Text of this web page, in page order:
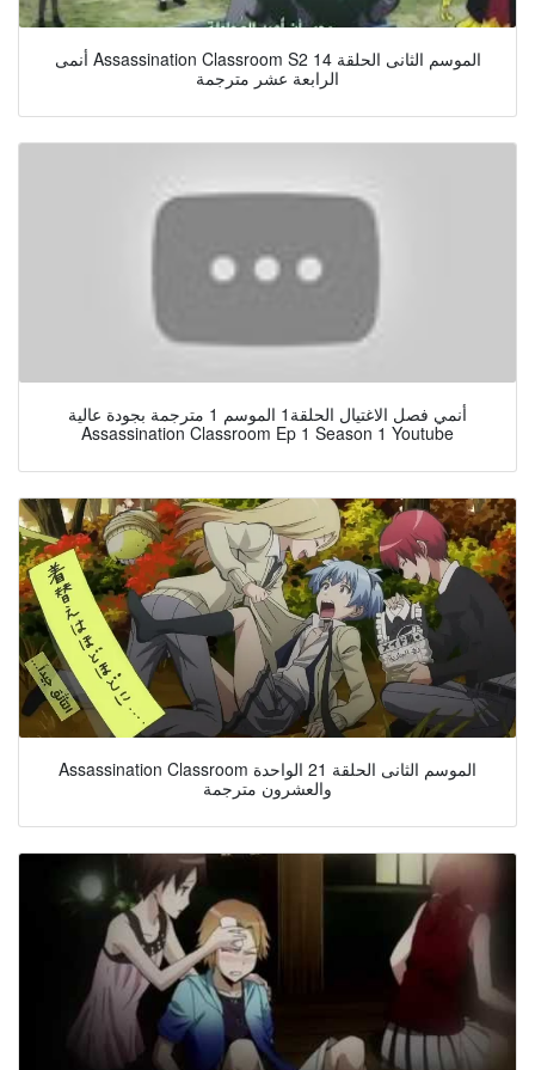
أنمى Assassination Classroom S2 الموسم الثانى الحلقة 14
الرابعة عشر مترجمة
أنمي فصل الاغتيال الحلقة1 الموسم 1 مترجمة بجودة عالية
Assassination Classroom Ep 1 Season 1 Youtube
Assassination Classroom الموسم الثانى الحلقة 21 الواحدة
والعشرون مترجمة